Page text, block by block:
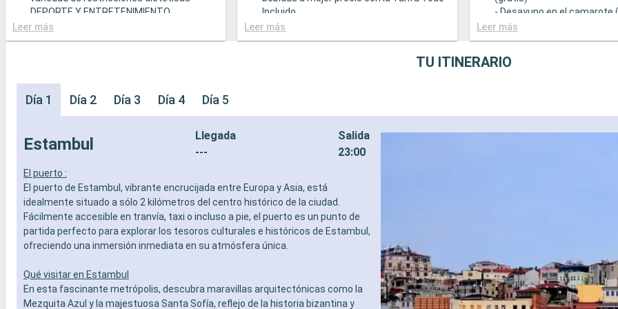
DEPORTE Y ENTRETENIMIENTO
- Programa variado de espectáculos en el
teatro al estilo de Broadway
panorámicas
- Actividades de entretenimiento para
- Actividades recreativas para niños
SERVICIOS
OTROS PRIVILEGIOS
- Puntos MSC Voyagers Club
Leer más
Incluido
- Bufé con una amplia oferta
gastronómica
prepago de restaurante de
teatro al estilo de Broadway
- Área de piscina
- Instalaciones deportivas al aire libre
- Gimnasio equipado con vistas
panorámicas
- Actividades de entretenimiento para
- Actividades recreativas para niños
SERVICIOS
Leer más
- Desayuno en el camarote
GASTRONOMÍA
- Opción de reservar la
Incluido
variedad de restricciones
Dining en un restaurante o
- 20% de descuento en
- Programa variado de
- Área de piscina
- Instalaciones deportivas
- Gimnasio equipado con
panorámicas
Leer más
TU ITINERARIO
Día 1 Día 2 Día 3 Día 4 Día 5
Estambul
Llegada
---
Salida
23:00
El puerto :
El puerto de Estambul, vibrante encrucijada entre Europa y Asia, está
idealmente situado a sólo 2 kilómetros del centro histórico de la ciudad.
Fácilmente accesible en tranvía, taxi o incluso a pie, el puerto es un punto de
partida perfecto para explorar los tesoros culturales e históricos de Estambul,
ofreciendo una inmersión inmediata en su atmósfera única.
Qué visitar en Estambul
En esta fascinante metrópolis, descubra maravillas arquitectónicas como la
Mezquita Azul y la majestuosa Santa Sofía, reflejo de la historia bizantina y